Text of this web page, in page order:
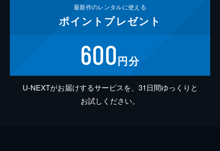
最新作のレンタルに使える
ポイント プレゼント
600円分
U-NEXTがお届けするサービスを、31日間ゆっくりと
お試しください。